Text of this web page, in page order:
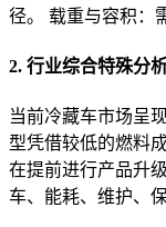
径。 载重与容积：
2. 行业综合特殊分
当前冷藏车市场呈
型凭借较低的燃料
在提前进行产品升
车、能耗、维护、